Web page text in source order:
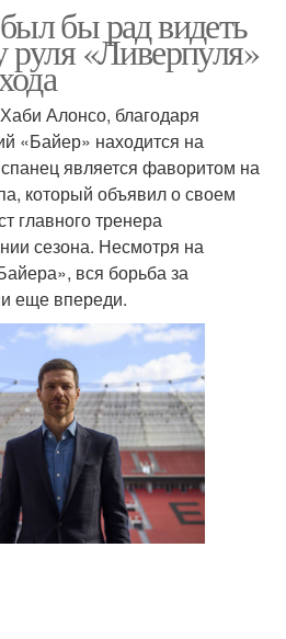
бы рад видеть
«Ливерпуля»
Алонсо, благодаря
«Байер» находится на
является фаворитом на
который объявил о своем
главного тренера
сезона. Несмотря на
вся борьба за
еще впереди.